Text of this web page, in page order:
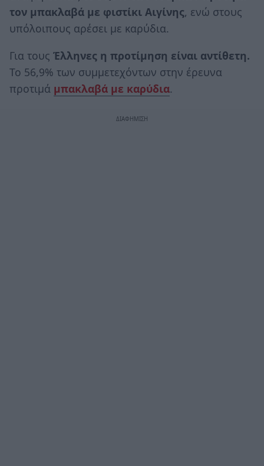
τον μπακλαβά με φιστίκι Αιγίνης, ενώ στους
υπόλοιπους αρέσει με καρύδια.
Για τους Έλληνες η προτίμηση είναι αντίθετη.
Το 56,9% των συμμετεχόντων στην έρευνα
προτιμά μπακλαβά με καρύδια.